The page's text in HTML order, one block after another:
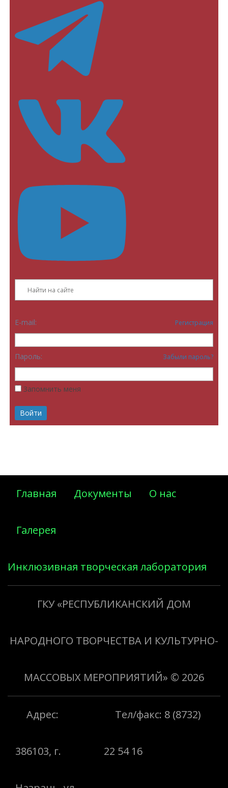
E-mail: Регистрация
Пароль: Забыли пароль?
Запомнить меня
Главная Документы О нас
Галерея
Инклюзивная творческая лаборатория
«Творить добро»
ГКУ «РЕСПУБЛИКАНСКИЙ ДОМ
НАРОДНОГО ТВОРЧЕСТВА И КУЛЬТУРНО-
МАССОВЫХ МЕРОПРИЯТИЙ» © 2026
Адрес:
386103, г.
Тел/факс: 8 (8732)
22 54 16